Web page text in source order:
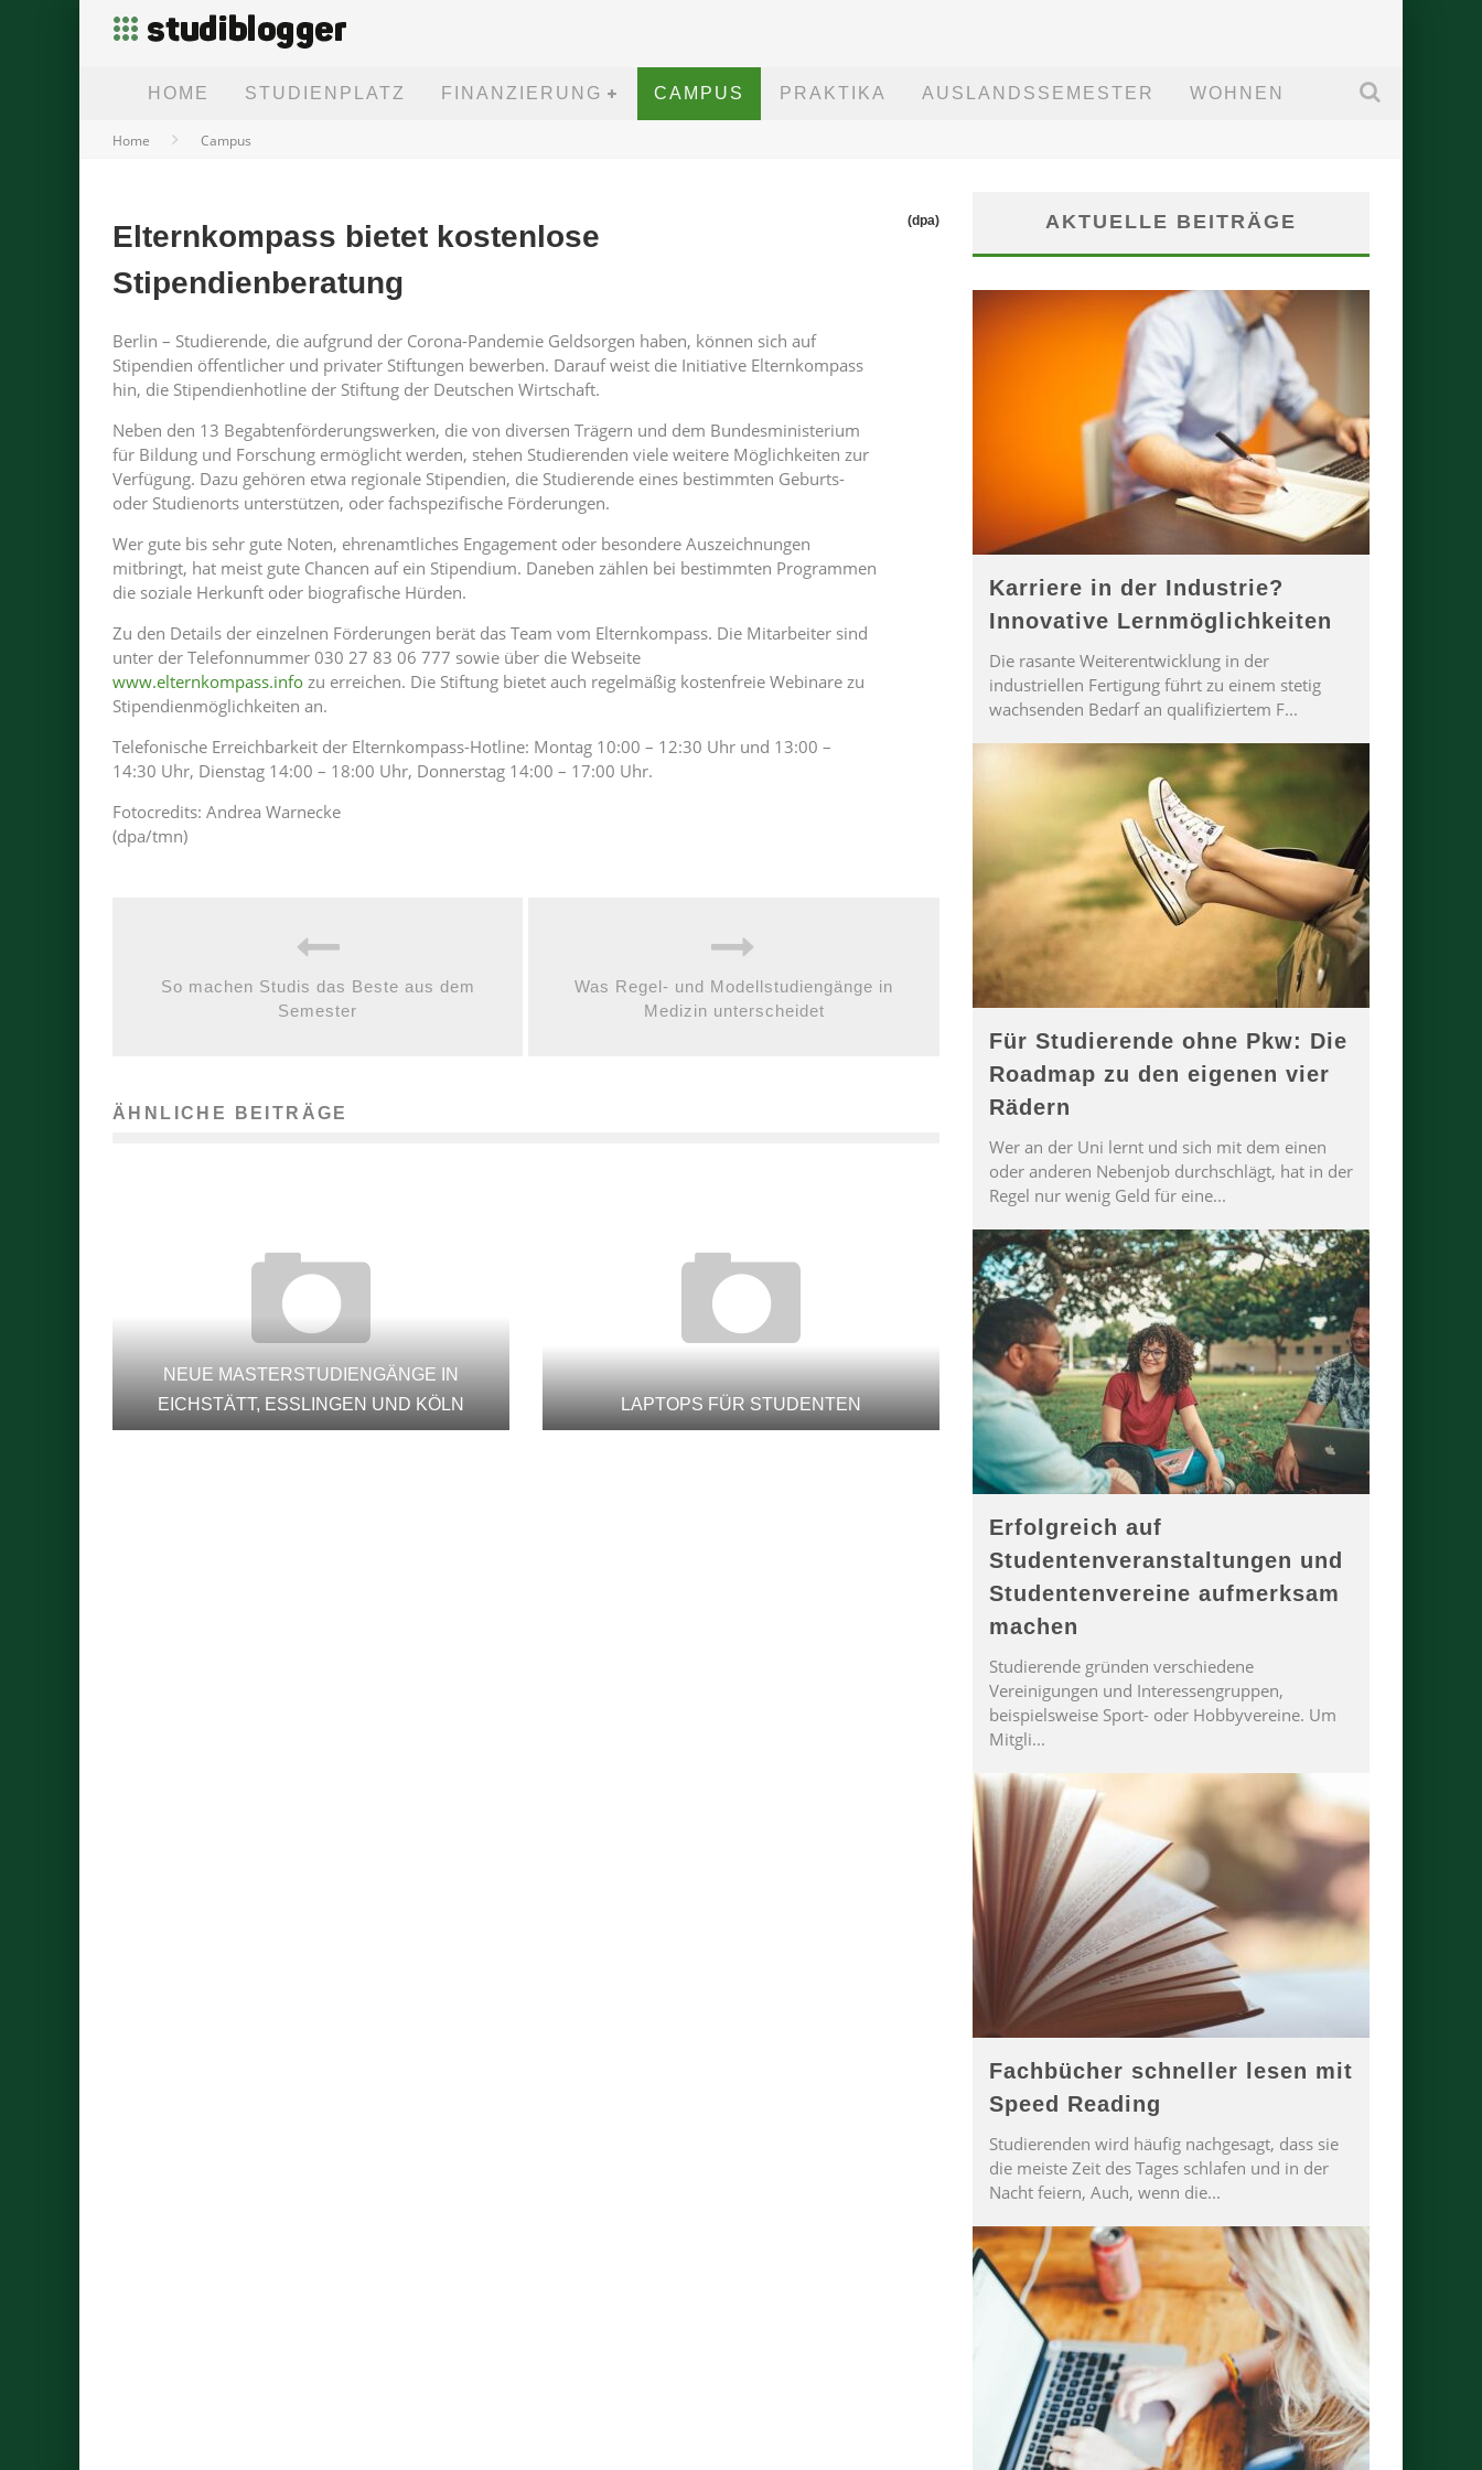
HOME STUDIENPLATZ FINANZIERUNG CAMPUS PRAKTIKA AUSLANDSSEMESTER WOHNEN
Home Campus
Elternkompass bietet kostenlose
Stipendienberatung
(dpa)
Berlin – Studierende, die aufgrund der Corona-Pandemie Geldsorgen haben, können sich auf
Stipendien öffentlicher und privater Stiftungen bewerben. Darauf weist die Initiative Elternkompass
hin, die Stipendienhotline der Stiftung der Deutschen Wirtschaft.
Neben den 13 Begabtenförderungswerken, die von diversen Trägern und dem Bundesministerium
für Bildung und Forschung ermöglicht werden, stehen Studierenden viele weitere Möglichkeiten zur
Verfügung. Dazu gehören etwa regionale Stipendien, die Studierende eines bestimmten Geburts-
oder Studienorts unterstützen, oder fachspezifische Förderungen.
Wer gute bis sehr gute Noten, ehrenamtliches Engagement oder besondere Auszeichnungen
mitbringt, hat meist gute Chancen auf ein Stipendium. Daneben zählen bei bestimmten Programmen
die soziale Herkunft oder biografische Hürden.
Zu den Details der einzelnen Förderungen berät das Team vom Elternkompass. Die Mitarbeiter sind
unter der Telefonnummer 030 27 83 06 777 sowie über die Webseite
www.elternkompass.info zu erreichen. Die Stiftung bietet auch regelmäßig kostenfreie Webinare zu
Stipendienmöglichkeiten an.
Telefonische Erreichbarkeit der Elternkompass-Hotline: Montag 10:00 – 12:30 Uhr und 13:00 –
14:30 Uhr, Dienstag 14:00 – 18:00 Uhr, Donnerstag 14:00 – 17:00 Uhr.
Fotocredits: Andrea Warnecke
(dpa/tmn)
So machen Studis das Beste aus dem
Semester
Was Regel- und Modellstudiengänge in
Medizin unterscheidet
ÄHNLICHE BEITRÄGE
NEUE MASTERSTUDIENGÄNGE IN
EICHSTÄTT, ESSLINGEN UND KÖLN
LAPTOPS FÜR STUDENTEN
AKTUELLE BEITRÄGE
Karriere in der Industrie?
Innovative Lernmöglichkeiten
Die rasante Weiterentwicklung in der
industriellen Fertigung führt zu einem stetig
wachsenden Bedarf an qualifiziertem F...
Für Studierende ohne Pkw: Die
Roadmap zu den eigenen vier
Rädern
Wer an der Uni lernt und sich mit dem einen
oder anderen Nebenjob durchschlägt, hat in der
Regel nur wenig Geld für eine...
Erfolgreich auf
Studentenveranstaltungen und
Studentenvereine aufmerksam
machen
Studierende gründen verschiedene
Vereinigungen und Interessengruppen,
beispielsweise Sport- oder Hobbyvereine. Um
Mitgli...
Fachbücher schneller lesen mit
Speed Reading
Studierenden wird häufig nachgesagt, dass sie
die meiste Zeit des Tages schlafen und in der
Nacht feiern, Auch, wenn die...